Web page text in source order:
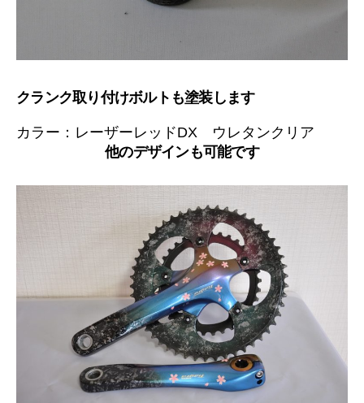
クランク取り付けボルトも塗装します
カラー：レーザーレッドDX ウレタンクリア
他のデザインも可能です